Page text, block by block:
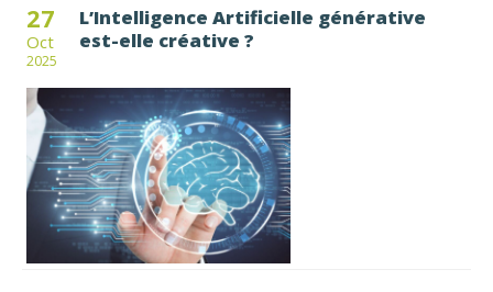
27
Oct
2025
L’Intelligence Artificielle générative
est-elle créative ?